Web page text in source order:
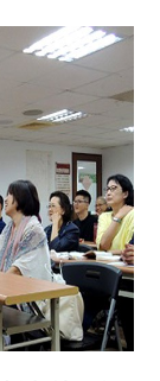
學習分享